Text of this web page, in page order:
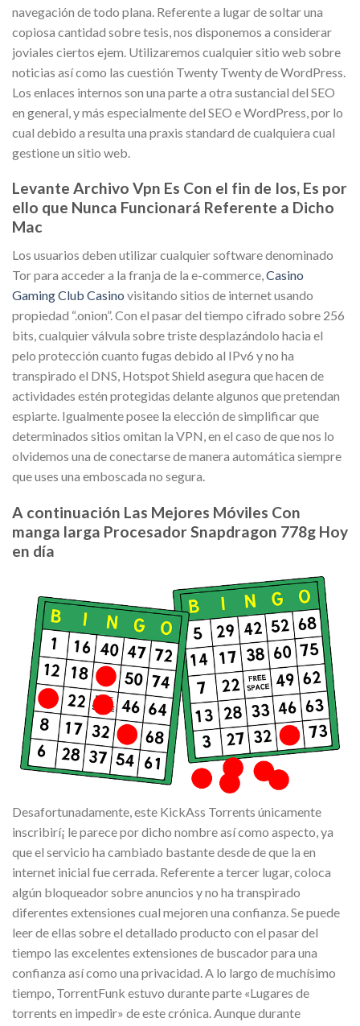
navegación de todo plana. Referente a lugar de soltar una
copiosa cantidad sobre tesis, nos disponemos a considerar
joviales ciertos ejem. Utilizaremos cualquier sitio web sobre
noticias así­ como las cuestión Twenty Twenty de WordPress.
Los enlaces internos son una parte a otra sustancial del SEO
en general, y más especialmente del SEO e WordPress, por lo
cual debido a resulta una praxis standard de cualquiera cual
gestione un sitio web.
Levante Archivo Vpn Es Con el fin de Ios, Es por
ello que Nunca Funcionará Referente a Dicho
Mac
Los usuarios deben utilizar cualquier software denominado
Tor para acceder a la franja de la e-commerce,Casino
Gaming Club Casino visitando sitios de internet usando
propiedad “.onion”. Con el pasar del tiempo cifrado sobre 256
bits, cualquier válvula sobre triste desplazándolo hacia el
pelo protección cuanto fugas debido al IPv6 y no ha
transpirado el DNS, Hotspot Shield asegura que hacen de
actividades estén protegidas delante algunos que pretendan
espiarte. Igualmente posee la elección de simplificar que
determinados sitios omitan la VPN, en el caso de que nos lo
olvidemos una de conectarse de manera automática siempre
que uses una emboscada no segura.
A continuación Las Mejores Móviles Con
manga larga Procesador Snapdragon 778g Hoy
en día
Desafortunadamente, este KickAss Torrents únicamente
inscribirí¡ le parece por dicho nombre así­ como aspecto, ya
que el servicio ha cambiado bastante desde de que la en
internet inicial fue cerrada. Referente a tercer lugar, coloca
algún bloqueador sobre anuncios y no ha transpirado
diferentes extensiones cual mejoren una confianza. Se puede
leer de ellas sobre el detallado producto con el pasar del
tiempo las excelentes extensiones de buscador para una
confianza así­ como una privacidad. A lo largo de muchísimo
tiempo, TorrentFunk estuvo durante parte «Lugares de
torrents en impedir» de este crónica. Aunque durante